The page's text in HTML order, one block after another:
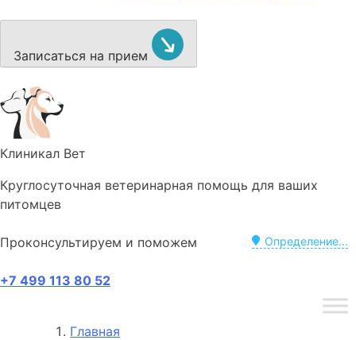
Записаться на прием
Клиникал Вет
Круглосуточная ветеринарная помощь для ваших
питомцев
Определение...
Проконсультируем и поможем
+7 499 113 80 52
Главная